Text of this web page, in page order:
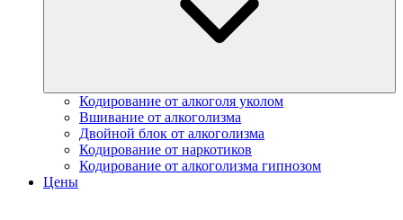
Кодирование от алкоголя уколом
Вшивание от алкоголизма
Двойной блок от алкоголизма
Кодирование от наркотиков
Кодирование от алкоголизма гипнозом
Цены